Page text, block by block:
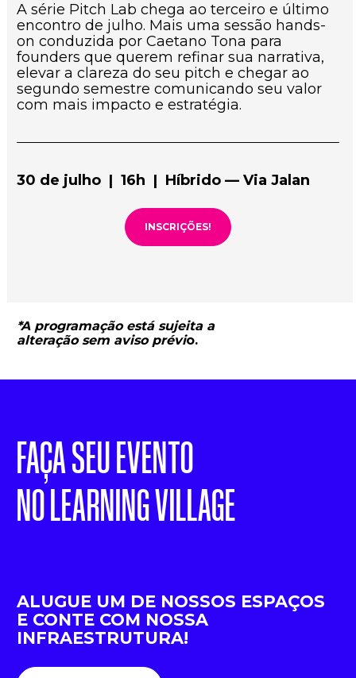
A série Pitch Lab chega ao terceiro e último
encontro de julho. Mais uma sessão hands-
on conduzida por Caetano Tona para
founders que querem refinar sua narrativa,
elevar a clareza do seu pitch e chegar ao
segundo semestre comunicando seu valor
com mais impacto e estratégia.
30 de julho  |  16h  |  Híbrido — Via Jalan
INSCRIÇÕES!
*A programação está sujeita a
alteração sem aviso prévio.
FAÇA SEU EVENTO
NO LEARNING VILLAGE
ALUGUE UM DE NOSSOS ESPAÇOS
E CONTE COM NOSSA
INFRAESTRUTURA!